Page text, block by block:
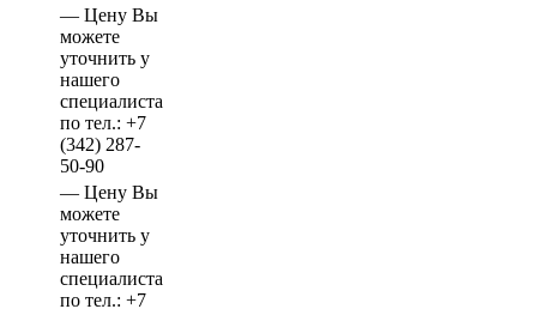
— Цену Вы
можете
уточнить у
нашего
специалиста
по тел.: +7
(342) 287-
50-90
— Цену Вы
можете
уточнить у
нашего
специалиста
по тел.: +7